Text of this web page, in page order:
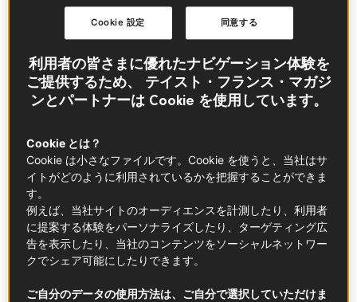
クレーム・ド・カシス
詳しく知る
キールってどんなお酒？
キールは、白ワインとカシスのリキュール（クレー
ム・ド・カシス）でつくるフランスのポピュラーなカ
利用者の皆さまに優れたナビゲーション体験を
ご提供するため、 テイスト・フランス・マガジ
ンとパートナーは Cookie を使用しています。
Cookie とは？
Cookie は小さなファイルです。Cookie を使うと、当社はサ
イトがどのように利用されているかを把握することができま
す。
例えば、当社サイトのオーディエンスを計測したり、利用者
に提案する体験をパーソナライズしたり、ターゲティング広
告を表示したり、当社のコンテンツをソーシャルネットワー
クでシェア可能にしたりできます。
ご自分のデータの使用方法は、ご自分で選択していただけま
同意する
Cookie 設定